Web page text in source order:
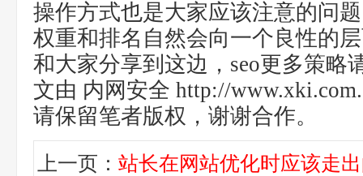
操作方式也是大家应该注意的问
权重和排名自然会向一个良性的
和大家分享到这边，seo更多策略
文由 内网安全 http://
请保留笔者版权，谢谢合作。
上一页： 站长在网站优化时应该走